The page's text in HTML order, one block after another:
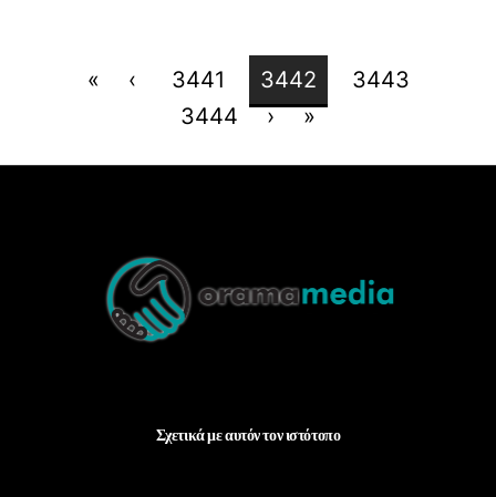
« ‹ 3441 3442
3443
3444
› »
Top
Σχετικά με αυτόν τον ιστότοπο